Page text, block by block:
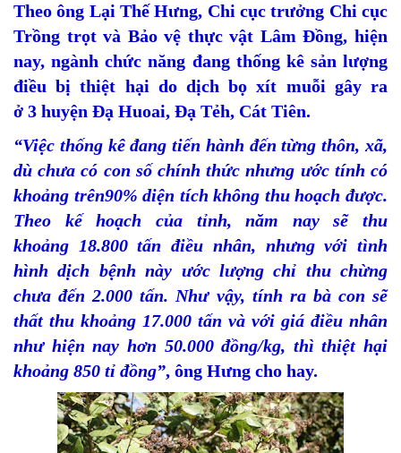
Theo ông Lại Thế Hưng, Chi cục trưởng Chi cục
Trồng trọt và Bảo vệ thực vật Lâm Đồng, hiện
nay, ngành chức năng đang thống kê sản lượng
điều bị thiệt hại do dịch bọ xít muỗi gây ra
ở 3 huyện Đạ Huoai, Đạ Tẻh, Cát Tiên.
“Việc thống kê đang tiến hành đến từng thôn, xã,
dù chưa có con số chính thức nhưng ước tính có
khoảng trên90% diện tích không thu hoạch được.
Theo kế hoạch của tỉnh, năm nay sẽ thu
khoảng 18.800 tấn điều nhân, nhưng với tình
hình dịch bệnh này ước lượng chỉ thu chừng
chưa đến 2.000 tấn. Như vậy, tính ra bà con sẽ
thất thu khoảng 17.000 tấn và với giá điều nhân
như hiện nay hơn 50.000 đồng/kg, thì thiệt hại
khoảng 850 tỉ đồng”, ông Hưng cho hay.